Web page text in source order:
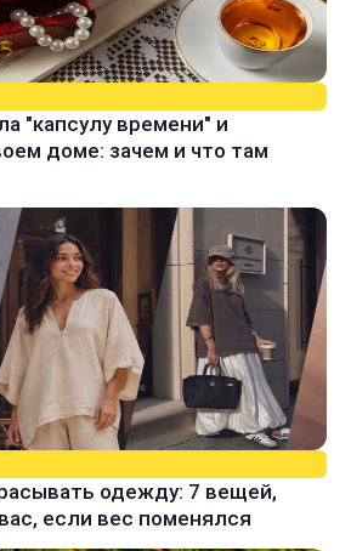
"капсулу времени" и
доме: зачем и что там
одежду: 7 вещей,
если вес поменялся